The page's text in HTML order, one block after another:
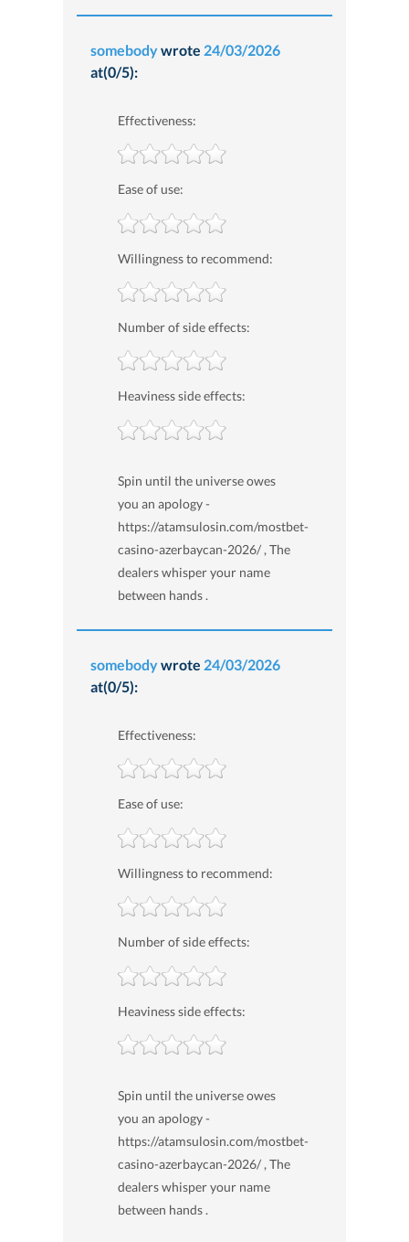
somebodywrote 24/03/2026
at(0/5):
Effectiveness:
Ease of use:
Willingness to recommend:
Number of side effects:
Heaviness side effects:
Spin until the universe owes
you an apology -
https://atamsulosin.com/mostbet-
casino-azerbaycan-2026/ , The
dealers whisper your name
between hands .
somebodywrote 24/03/2026
at(0/5):
Effectiveness:
Ease of use:
Willingness to recommend:
Number of side effects:
Heaviness side effects:
Spin until the universe owes
you an apology -
https://atamsulosin.com/mostbet-
casino-azerbaycan-2026/ , The
dealers whisper your name
between hands .